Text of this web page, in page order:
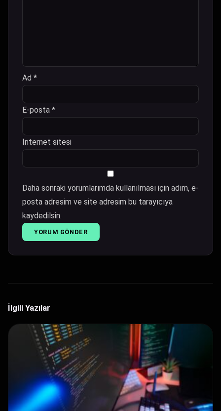
Ad *
E-posta *
İnternet sitesi
Daha sonraki yorumlarımda kullanılması için adım, e-
posta adresim ve site adresim bu tarayıcıya
kaydedilsin.
İlgili Yazılar